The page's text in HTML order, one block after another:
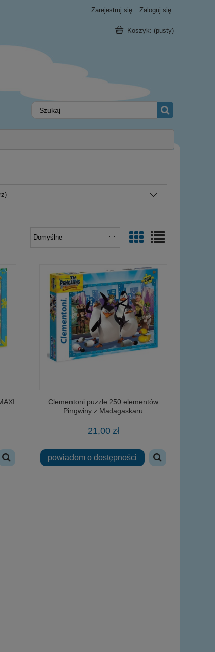
Zarejestruj się Zaloguj się
Koszyk: (pusty)
Clementoni puzzle 250 elementów
Pingwiny z Madagaskaru
21,00 zł
powiadom o dostępności